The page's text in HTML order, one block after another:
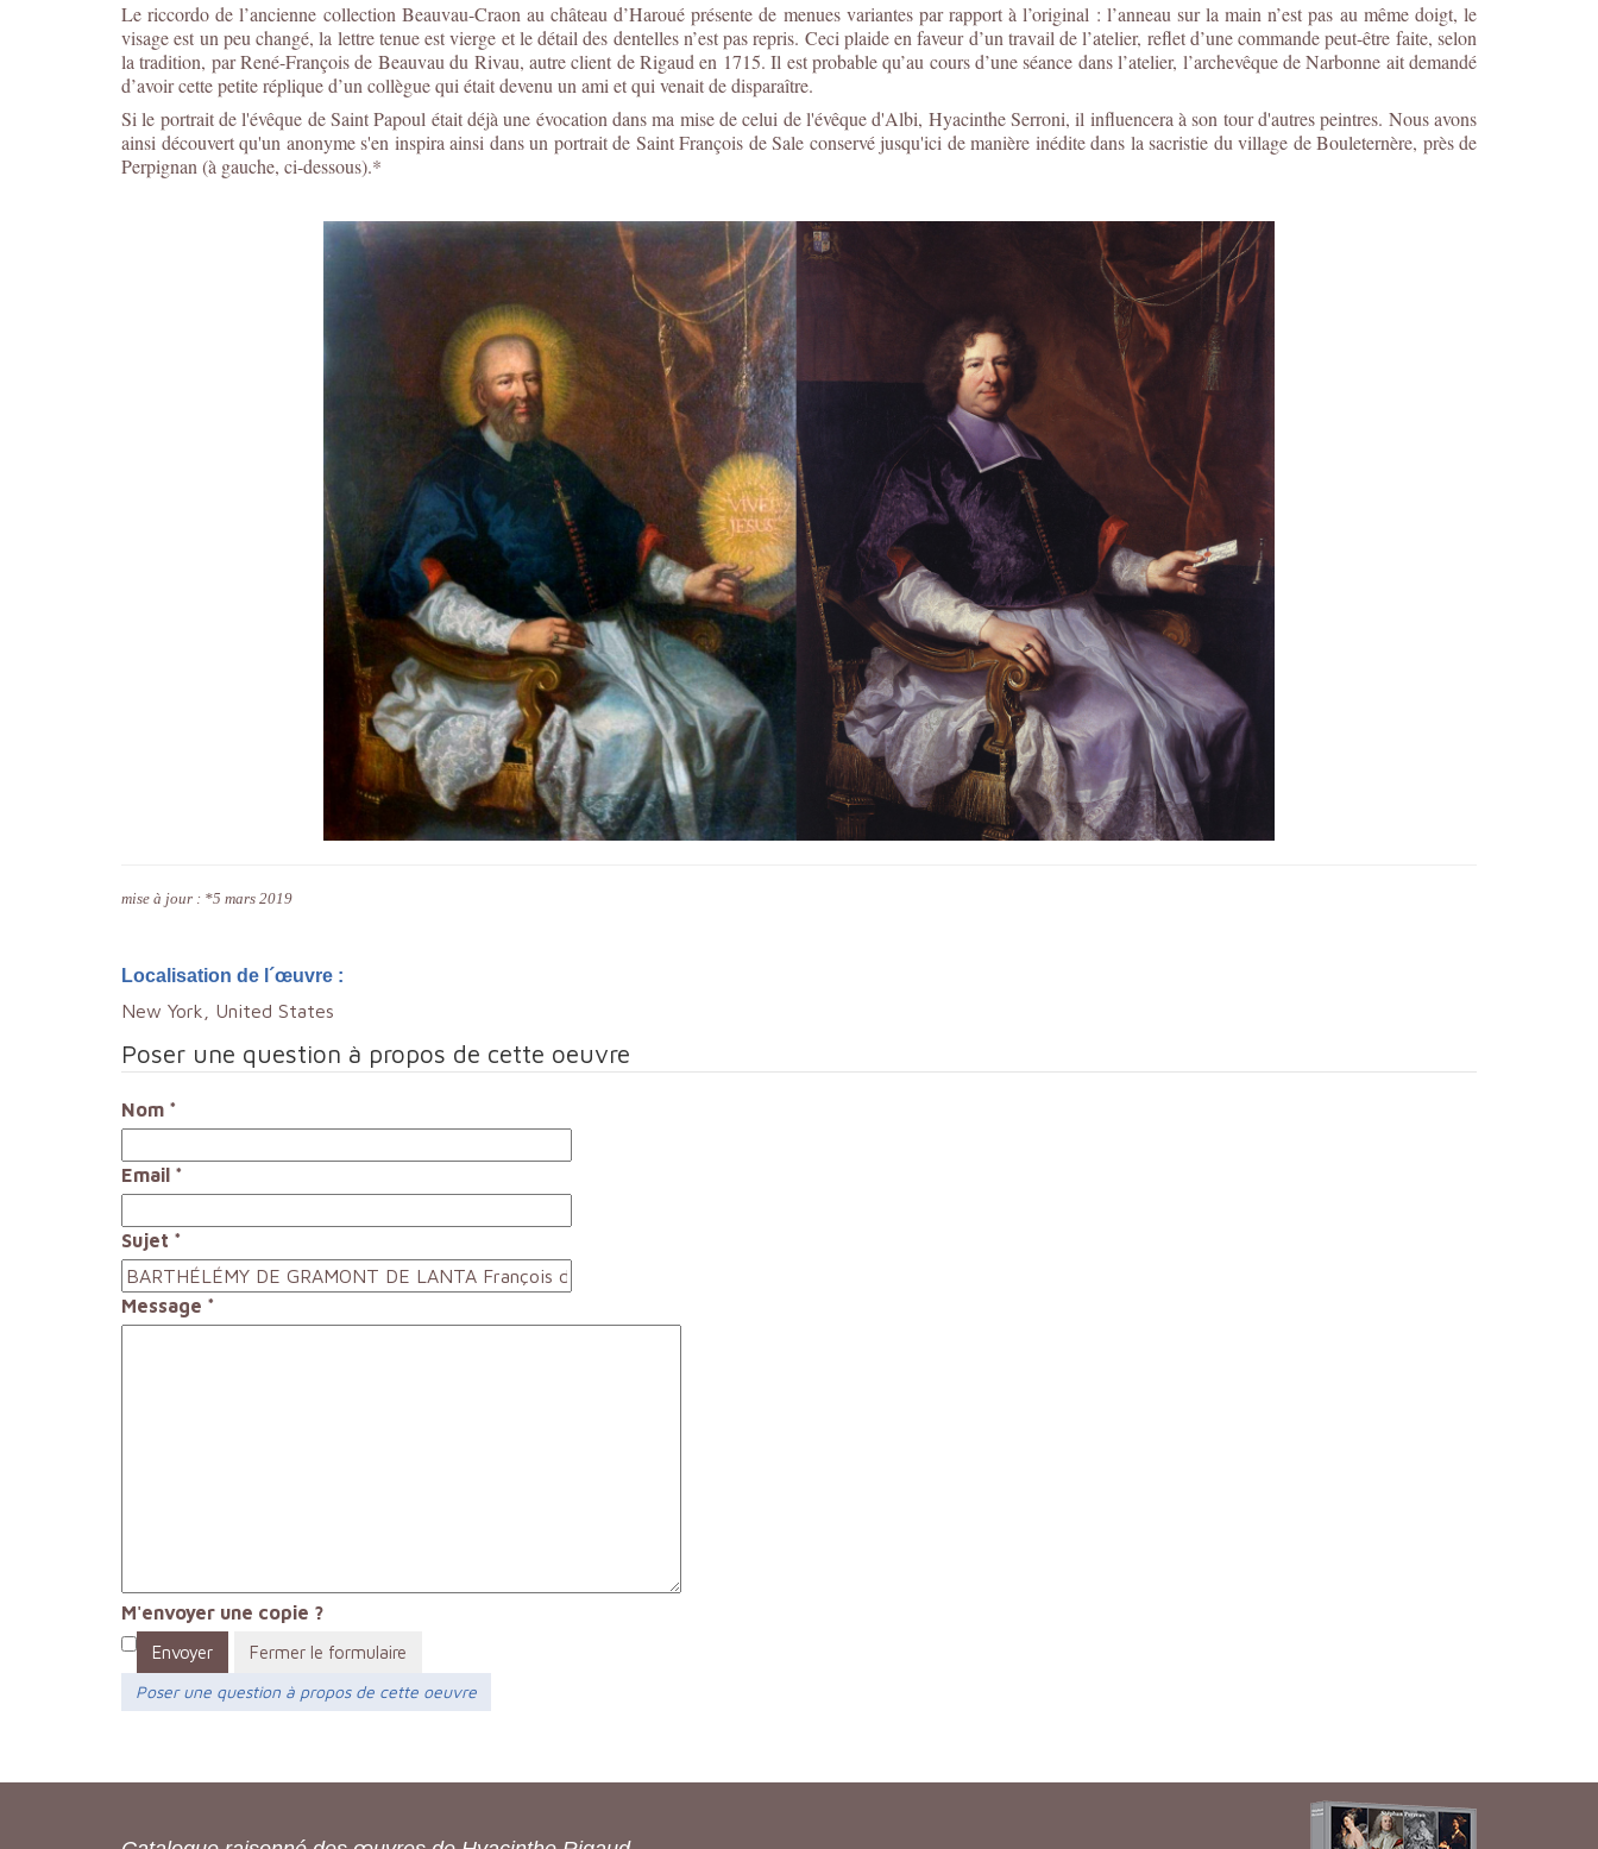
Le riccordo de l’ancienne collection Beauvau-Craon au château d’Haroué présente de menues variantes par rapport à l’original : l’anneau sur la main n’est pas au même doigt, le
visage est un peu changé, la lettre tenue est vierge et le détail des dentelles n’est pas repris. Ceci plaide en faveur d’un travail de l’atelier, reflet d’une commande peut-être faite, selon
la tradition, par René-François de Beauvau du Rivau, autre client de Rigaud en 1715. Il est probable qu’au cours d’une séance dans l’atelier, l’archevêque de Narbonne ait demandé
d’avoir cette petite réplique d’un collègue qui était devenu un ami et qui venait de disparaître.
Si le portrait de l'évêque de Saint Papoul était déjà une évocation dans ma mise de celui de l'évêque d'Albi, Hyacinthe Serroni, il influencera à son tour d'autres peintres. Nous avons
ainsi découvert qu'un anonyme s'en inspira ainsi dans un portrait de Saint François de Sale conservé jusqu'ici de manière inédite dans la sacristie du village de Bouleternère, près de
Perpignan (à gauche, ci-dessous).*
mise à jour : *5 mars 2019
Localisation de l´œuvre :
New York, United States
Poser une question à propos de cette oeuvre
Nom *
Email *
Sujet *
Message *
M'envoyer une copie ?
Envoyer
Fermer le formulaire
Poser une question à propos de cette oeuvre